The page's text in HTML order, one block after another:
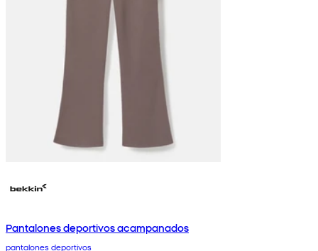
Pantalones deportivos acampanados
pantalones deportivos